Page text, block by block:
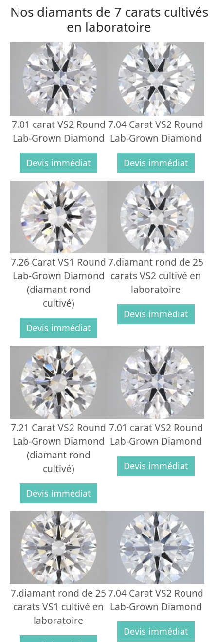
Nos diamants de 7 carats cultivés
en laboratoire
7.01 carat VS2 Round
Lab-Grown Diamond
Devis immédiat
7.04 Carat VS2 Round
Lab-Grown Diamond
Devis immédiat
7.26 Carat VS1 Round
Lab-Grown Diamond
(diamant rond
cultivé)
Devis immédiat
7.diamant rond de 25
carats VS2 cultivé en
laboratoire
Devis immédiat
7.21 Carat VS2 Round
Lab-Grown Diamond
(diamant rond
cultivé)
Devis immédiat
7.01 carat VS2 Round
Lab-Grown Diamond
Devis immédiat
7.diamant rond de 25
carats VS1 cultivé en
laboratoire
7.04 Carat VS2 Round
Lab-Grown Diamond
Devis immédiat